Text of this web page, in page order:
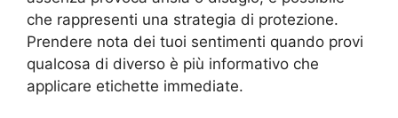
che rappresenti una strategia di protezione.
Prendere nota dei tuoi sentimenti quando provi
qualcosa di diverso è più informativo che
applicare etichette immediate.